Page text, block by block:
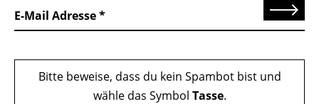
E-Mail Adresse Senden
Bitte beweise, dass du kein Spambot bist und
wähle das Symbol Tasse.